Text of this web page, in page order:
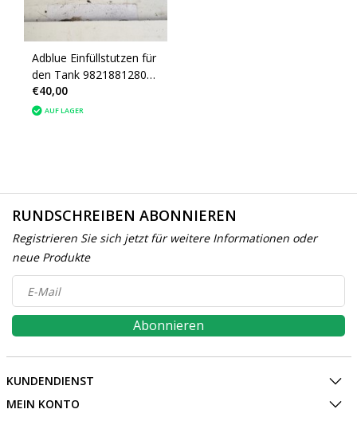
Adblue Einfüllstutzen für
den Tank 9821881280
Peugeot 3008 P84e
€40,00
AUF LAGER
RUNDSCHREIBEN ABONNIEREN
Registrieren Sie sich jetzt für weitere Informationen oder
neue Produkte
Abonnieren
KUNDENDIENST
MEIN KONTO